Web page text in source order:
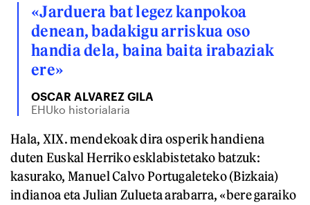
«Jarduera bat legez kanpokoa
denean, badakigu arriskua oso
handia dela, baina baita irabaziak
ere»
OSCAR ALVAREZ GILA
EHUko historialaria
Hala, XIX. mendekoak dira osperik handiena
duten Euskal Herriko esklabistetako batzuk:
kasurako, Manuel Calvo Portugaleteko (Bizkaia)
indianoa eta Julian Zulueta arabarra, «bere garaiko